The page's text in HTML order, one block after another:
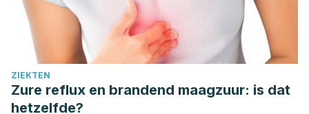
ZIEKTEN
Zure reflux en brandend maagzuur: is dat
hetzelfde?